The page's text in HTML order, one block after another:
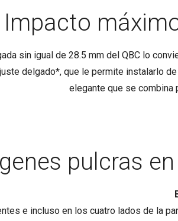
Impacto
sin igual de 28.5 mm del QBC lo
delgado*, que le permite instalarlo
elegante que se combina
pulcras
e incluso en los cuatro lados de la